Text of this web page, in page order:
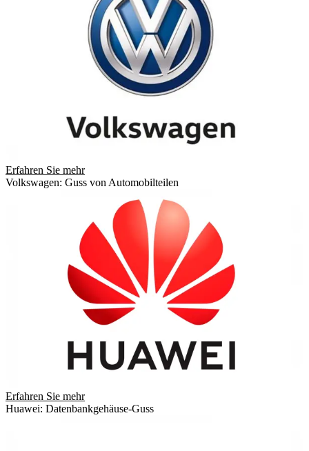
Erfahren Sie mehr
Volkswagen: Guss von Automobilteilen
Erfahren Sie mehr
Huawei: Datenbankgehäuse-Guss